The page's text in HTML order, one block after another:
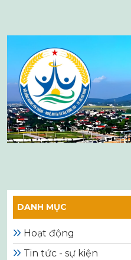
content
DANH MỤC
Hoạt động
Tin tức - sự kiện